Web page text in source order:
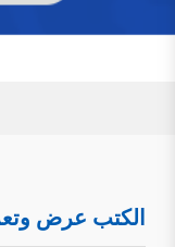
الكتب عرض